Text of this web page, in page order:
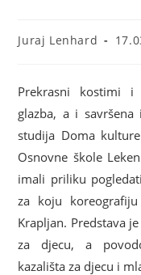
Juraj Lenhard
Prekrasni kostimi i
glazba, a i savršena
studija Doma
Osnovne škole
imali priliku
za koju
Krapljan. Predstava
za djecu, a
kazališta za djecu i